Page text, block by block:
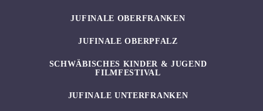
JUFINALE OBERFRANKEN
JUFINALE OBERPFALZ
SCHWÄBISCHES KINDER & JUGEND
FILMFESTIVAL
JUFINALE UNTERFRANKEN